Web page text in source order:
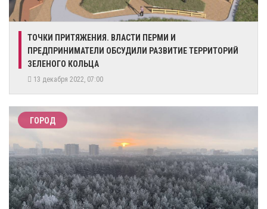
​ТОЧКИ ПРИТЯЖЕНИЯ. ВЛАСТИ ПЕРМИ И
ПРЕДПРИНИМАТЕЛИ ОБСУДИЛИ РАЗВИТИЕ ТЕРРИТОРИЙ
ЗЕЛЕНОГО КОЛЬЦА
13 декабря 2022, 07:00
ГОРОД